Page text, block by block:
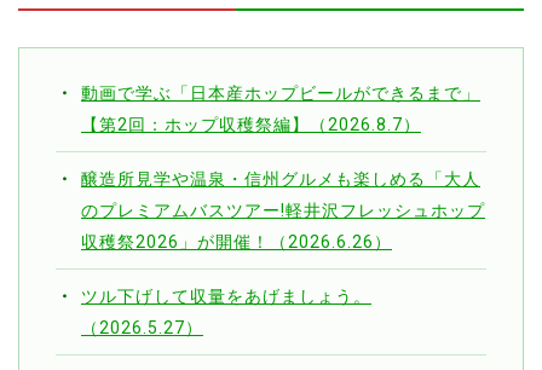
動画で学ぶ「日本産ホップビールができるまで」
【第2回：ホップ収穫祭編】（2026.8.7）
醸造所見学や温泉・信州グルメも楽しめる「大人
のプレミアムバスツアー!軽井沢フレッシュホップ
収穫祭2026」が開催！（2026.6.26）
ツル下げして収量をあげましょう。
（2026.5.27）